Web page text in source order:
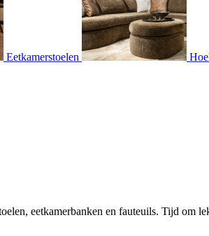
Eetkamerstoelen
eetkamerbanken en fauteuils. Tijd om